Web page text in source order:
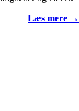
Læs mere →